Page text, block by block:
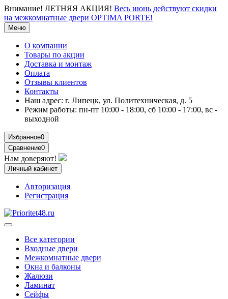
Внимание! ЛЕТНЯЯ АКЦИЯ! Весь июнь действуют скидки
на межкомнатные двери OPTIMA PORTE!
Меню
О компании
Товары по акции
Доставка и монтаж
Оплата
Отзывы клиентов
Контакты
Наш адрес: г. Липецк, ул. Политехническая, д. 5
Режим работы: пн-пт 10:00 - 18:00, сб 10:00 - 17:00, вс -
выходной
Избранное0
Сравнение0
Нам доверяют!
Личный кабинет
Авторизация
Регистрация
Все категории
Входные двери
Межкомнатные двери
Окна и балконы
Жалюзи
Ламинат
Сейфы